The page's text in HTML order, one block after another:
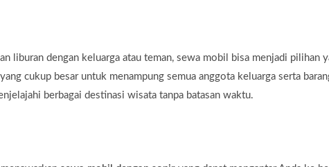
liburan dengan keluarga atau teman, sewa mobil bisa menjadi pilihan
cukup besar untuk menampung semua anggota keluarga serta
berbagai destinasi wisata tanpa batasan waktu.